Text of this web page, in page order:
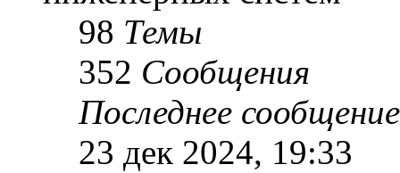
98 Темы
352 Сообщения
Последнее сообщение
23 дек 2024, 19:33